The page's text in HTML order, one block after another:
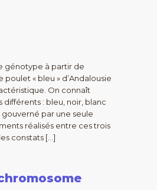
génotype à partir de
poulet « bleu » d’Andalousie
On connaît
: bleu, noir, blanc
par une seule
réalisés entre ces trois
constats […]